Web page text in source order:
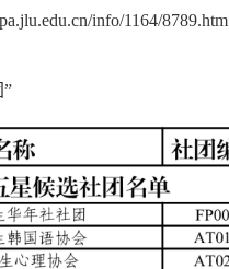
info/1164/8789.htm